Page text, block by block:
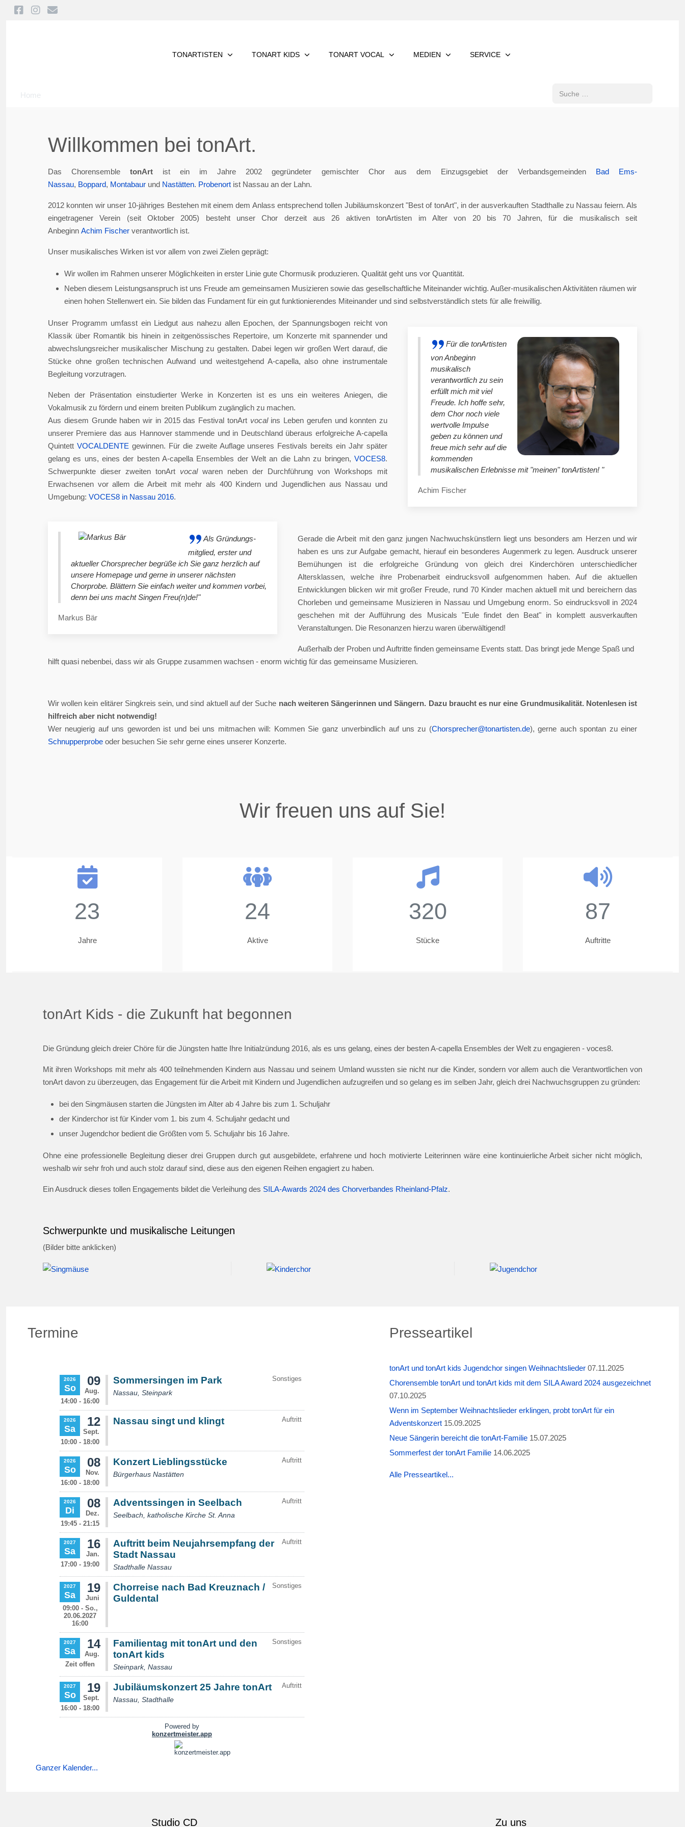
TONARTISTEN TONART KIDS TONART VOCAL MEDIEN SERVICE
Home
Suchen
Willkommen bei tonArt.
Das ChorensembletonArt ist ein im Jahre 2002 gegründeter gemischter Chor aus dem Einzugsgebiet der Verbandsgemeinden Bad Ems-
Nassau, Boppard, Montabaur und Nastätten. Probenort ist Nassau an der Lahn.
2012 konnten wir unser 10-jähriges Bestehen mit einem dem Anlass entsprechend tollen Jubiläumskonzert "Best of tonArt", in der ausverkauften Stadthalle zu Nassau feiern. Als
eingetragener Verein (seit Oktober 2005) besteht unser Chor derzeit aus 26 aktiven tonArtisten im Alter von 20 bis 70 Jahren, für die musikalisch seit
Anbeginn Achim Fischer verantwortlich ist.
Unser musikalisches Wirken ist vor allem von zwei Zielen geprägt:
Wir wollen im Rahmen unserer Möglichkeiten in erster Linie gute Chormusik produzieren. Qualität geht uns vor Quantität.
Neben diesem Leistungsanspruch ist uns Freude am gemeinsamen Musizieren sowie das gesellschaftliche Miteinander wichtig. Außer-musikalischen Aktivitäten räumen wir
einen hohen Stellenwert ein. Sie bilden das Fundament für ein gut funktionierendes Miteinander und sind selbstverständlich stets für alle freiwillig.
Für die tonArtisten
von Anbeginn
musikalisch
verantwortlich zu sein
erfüllt mich mit viel
Freude. Ich hoffe sehr,
dem Chor noch viele
wertvolle Impulse
geben zu können und
freue mich sehr auf die
kommenden
musikalischen Erlebnisse mit "meinen" tonArtisten! "
Achim Fischer
Unser Programm umfasst ein Liedgut aus nahezu allen Epochen, der Spannungsbogen reicht von
Klassik über Romantik bis hinein in zeitgenössisches Repertoire, um Konzerte mit spannender und
abwechslungsreicher musikalischer Mischung zu gestalten. Dabei legen wir großen Wert darauf, die
Stücke ohne großen technischen Aufwand und weitestgehend A-capella, also ohne instrumentale
Begleitung vorzutragen.
Neben der Präsentation einstudierter Werke in Konzerten ist es uns ein weiteres Aniegen, die
Vokalmusik zu fördern und einem breiten Publikum zugänglich zu machen.
Aus diesem Grunde haben wir in 2015 das Festival tonArt vocal ins Leben gerufen und konnten zu
unserer Premiere das aus Hannover stammende und in Deutschland überaus erfolgreiche A-capella
Quintett VOCALDENTE gewinnen. Für die zweite Auflage unseres Festivals bereits ein Jahr später
gelang es uns, eines der besten A-capella Ensembles der Welt an die Lahn zu bringen, VOCES8.
Schwerpunkte dieser zweiten tonArt vocalwaren neben der Durchführung von Workshops mit
Erwachsenen vor allem die Arbeit mit mehr als 400 Kindern und Jugendlichen aus Nassau und
Umgebung: VOCES8 in Nassau 2016.
Als Gründungs-
mitglied, erster und
aktueller Chorsprecher begrüße ich Sie ganz herzlich auf
unsere Homepage und gerne in unserer nächsten
Chorprobe. Blättern Sie einfach weiter und kommen vorbei,
denn bei uns macht Singen Freu(n)de!"
Markus Bär
Gerade die Arbeit mit den ganz jungen Nachwuchskünstlern liegt uns besonders am Herzen und wir
haben es uns zur Aufgabe gemacht, hierauf ein besonderes Augenmerk zu legen. Ausdruck unserer
Bemühungen ist die erfolgreiche Gründung von gleich drei Kinderchören unterschiedlicher
Altersklassen, welche ihre Probenarbeit eindrucksvoll aufgenommen haben. Auf die aktuellen
Entwicklungen blicken wir mit großer Freude, rund 70 Kinder machen aktuell mit und bereichern das
Chorleben und gemeinsame Musizieren in Nassau und Umgebung enorm. So eindrucksvoll in 2024
geschehen mit der Aufführung des Musicals "Eule findet den Beat" in komplett ausverkauften
Veranstaltungen. Die Resonanzen hierzu waren überwältigend!
Außerhalb der Proben und Auftritte finden gemeinsame Events statt. Das bringt jede Menge Spaß und
hilft quasi nebenbei, dass wir als Gruppe zusammen wachsen - enorm wichtig für das gemeinsame Musizieren.
Wir wollen kein elitärer Singkreis sein, und sind aktuell auf der Suche nach weiteren Sängerinnen und Sängern. Dazu braucht es nur eine Grundmusikalität. Notenlesen ist
hilfreich aber nicht notwendig!
Wer neugierig auf uns geworden ist und bei uns mitmachen will: Kommen Sie ganz unverbindlich auf uns zu (Chorsprecher@tonartisten.de), gerne auch spontan zu einer
Schnupperprobe oder besuchen Sie sehr gerne eines unserer Konzerte.
Wir freuen uns auf Sie!
23
Jahre
24
Aktive
320
Stücke
87
Auftritte
tonArt Kids - die Zukunft hat begonnen
Die Gründung gleich dreier Chöre für die Jüngsten hatte Ihre Initialzündung 2016, als es uns gelang, eines der besten A-capella Ensembles der Welt zu engagieren - voces8.
Mit ihren Workshops mit mehr als 400 teilnehmenden Kindern aus Nassau und seinem Umland wussten sie nicht nur die Kinder, sondern vor allem auch die Verantwortlichen von
tonArt davon zu überzeugen, das Engagement für die Arbeit mit Kindern und Jugendlichen aufzugreifen und so gelang es im selben Jahr, gleich drei Nachwuchsgruppen zu gründen:
bei den Singmäusen starten die Jüngsten im Alter ab 4 Jahre bis zum 1. Schuljahr
der Kinderchor ist für Kinder vom 1. bis zum 4. Schuljahr gedacht und
unser Jugendchor bedient die Größten vom 5. Schuljahr bis 16 Jahre.
Ohne eine professionelle Begleitung dieser drei Gruppen durch gut ausgebildete, erfahrene und hoch motivierte Leiterinnen wäre eine kontinuierliche Arbeit sicher nicht möglich,
weshalb wir sehr froh und auch stolz darauf sind, diese aus den eigenen Reihen engagiert zu haben.
Ein Ausdruck dieses tollen Engagements bildet die Verleihung des SILA-Awards 2024 des Chorverbandes Rheinland-Pfalz.
Schwerpunkte und musikalische Leitungen
(Bilder bitte anklicken)
Termine
Ganzer Kalender...
Presseartikel
tonArt und tonArt kids Jugendchor singen Weihnachtslieder 07.11.2025
Chorensemble tonArt und tonArt kids mit dem SILA Award 2024 ausgezeichnet
07.10.2025
Wenn im September Weihnachtslieder erklingen, probt tonArt für ein
Adventskonzert 15.09.2025
Neue Sängerin bereicht die tonArt-Familie 15.07.2025
Sommerfest der tonArt Familie 14.06.2025
Alle Presseartikel...
Studio CD Zu uns